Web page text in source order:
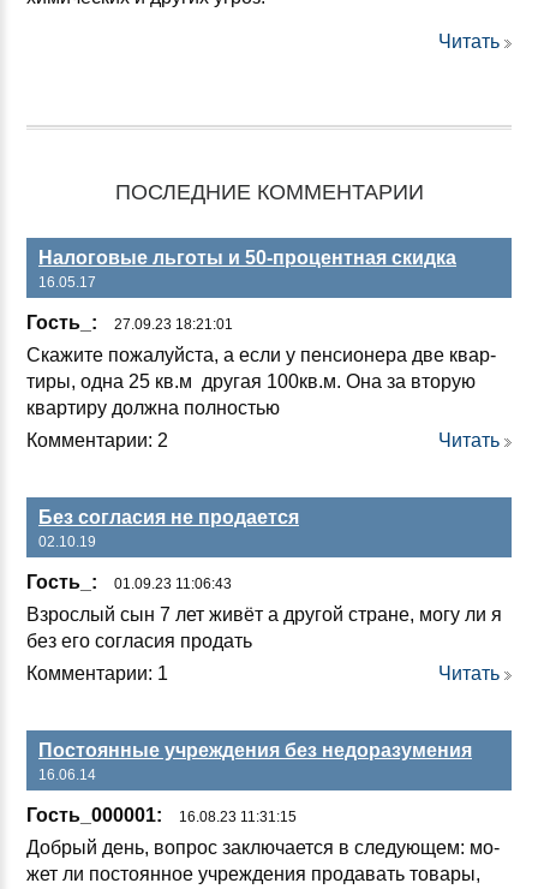
Читать
ПОСЛЕДНИЕ КОММЕНТАРИИ
Налоговые льготы и 50-процентная скидка
16.05.17
Гость_: 27.09.23 18:21:01
Ска­жи­те по­жа­луй­ста, а ес­ли у пен­си­оне­ра две квар­
ти­ры, од­на 25 кв.м дру­гая 100кв.м. Она за вто­рую
квар­ти­ру дол­жна пол­ностью
Комментарии: 2
Читать
Без согласия не продается
02.10.19
Гость_: 01.09.23 11:06:43
Взрос­лый сын 7 лет жи­вёт а дру­гой стра­не, мо­гу ли я
без его сог­ла­сия про­дать
Комментарии: 1
Читать
Постоянные учреждения без недоразумения
16.06.14
Гость_000001: 16.08.23 11:31:15
Доб­рый день, воп­рос зак­лю­ча­ет­ся в сле­ду­ющем: мо­
жет ли пос­то­ян­ное уч­реж­де­ния про­да­вать то­ва­ры,